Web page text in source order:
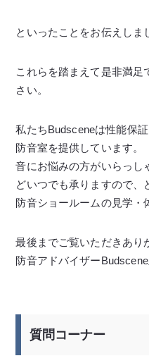
といったことをお伝えしま
これらを踏まえて是非満足
さい。
私たちBudsceneは性能保
防音室を提供しています。
音にお悩みの方がいらっし
どいつでも承りますので、
防音ショールームの見学・
最後までご覧いただきあり
防音アドバイザーBudscene
質問コーナー